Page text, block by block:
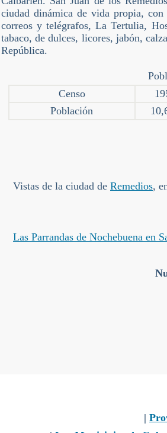
ciudad dinámica de vida propia,
correos y telégrafos, La Tertulia,
tabaco, de dulces, licores, jabón,
República.
Censo
Población
Vistas de la ciudad de Remedios,
Las Parrandas de Nochebuena en
|